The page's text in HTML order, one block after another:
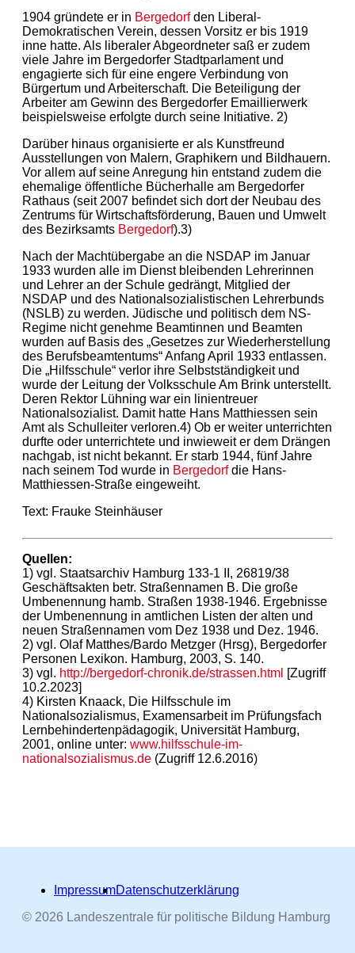
1904 gründete er in Bergedorfden Liberal-
Demokratischen Verein, dessen Vorsitz er bis 1919
inne hatte. Als liberaler Abgeordneter saß er zudem
viele Jahre im Bergedorfer Stadtparlament und
engagierte sich für eine engere Verbindung von
Bürgertum und Arbeiterschaft. Die Beteiligung der
Arbeiter am Gewinn des Bergedorfer Emaillierwerk
beispielsweise erfolgte durch seine Initiative. 2)
Darüber hinaus organisierte er als Kunstfreund
Ausstellungen von Malern, Graphikern und Bildhauern.
Vor allem auf seine Anregung hin entstand zudem die
ehemalige öffentliche Bücherhalle am Bergedorfer
Rathaus (seit 2007 befindet sich dort der Neubau des
Zentrums für Wirtschaftsförderung, Bauen und Umwelt
des Bezirksamts Bergedorf).3)
Nach der Machtübergabe an die NSDAP im Januar
1933 wurden alle im Dienst bleibenden Lehrerinnen
und Lehrer an der Schule gedrängt, Mitglied der
NSDAP und des Nationalsozialistischen Lehrerbunds
(NSLB) zu werden. Jüdische und politisch dem NS-
Regime nicht genehme Beamtinnen und Beamten
wurden auf Basis des „Gesetzes zur Wiederherstellung
des Berufsbeamtentums“ Anfang April 1933 entlassen.
Die „Hilfsschule“ verlor ihre Selbstständigkeit und
wurde der Leitung der Volksschule Am Brink unterstellt.
Deren Rektor Lühning war ein linientreuer
Nationalsozialist. Damit hatte Hans Matthiessen sein
Amt als Schulleiter verloren.4) Ob er weiter unterrichten
durfte oder unterrichtete und inwieweit er dem Drängen
nachgab, ist nicht bekannt. Er starb 1944, fünf Jahre
nach seinem Tod wurde in Bergedorfdie Hans-
Matthiessen-Straße eingeweiht.
Text: Frauke Steinhäuser
Quellen:
1) vgl. Staatsarchiv Hamburg 133-1 II, 26819/38
Geschäftsakten betr. Straßennamen B. Die große
Umbenennung hamb. Straßen 1938-1946. Ergebnisse
der Umbenennung in amtlichen Listen der alten und
neuen Straßennamen vom Dez 1938 und Dez. 1946.
2) vgl. Olaf Matthes/Bardo Metzger (Hrsg), Bergedorfer
Personen Lexikon. Hamburg, 2003, S. 140.
3) vgl. http://bergedorf-chronik.de/strassen.html [Zugriff
10.2.2023]
4) Kirsten Knaack, Die Hilfsschule im
Nationalsozialismus, Examensarbeit im Prüfungsfach
Lernbehindertenpädagogik, Universität Hamburg,
2001, online unter: www.hilfsschule-im-
nationalsozialismus.de (Zugriff 12.6.2016)
ImpressumDatenschutzerklärung
© 2026 Landeszentrale für politische Bildung Hamburg